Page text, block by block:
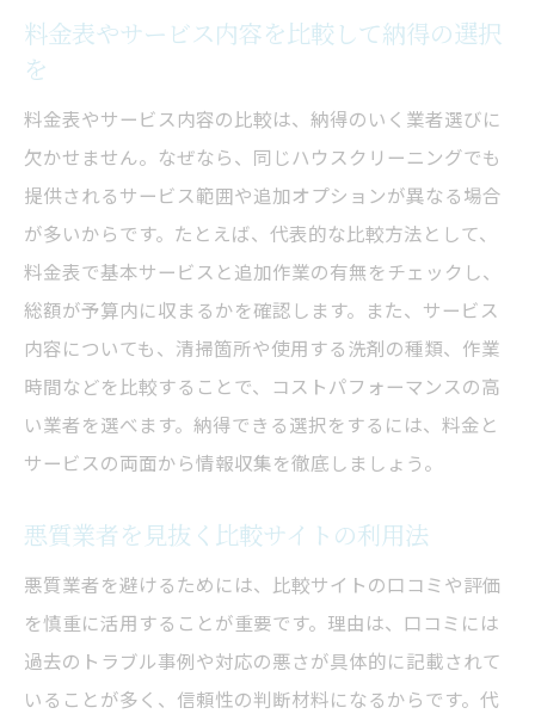
料金表やサービス内容を比較して納得の選択
を
料金表やサービス内容の比較は、納得のいく業者選びに
欠かせません。なぜなら、同じハウスクリーニングでも
提供されるサービス範囲や追加オプションが異なる場合
が多いからです。たとえば、代表的な比較方法として、
料金表で基本サービスと追加作業の有無をチェックし、
総額が予算内に収まるかを確認します。また、サービス
内容についても、清掃箇所や使用する洗剤の種類、作業
時間などを比較することで、コストパフォーマンスの高
い業者を選べます。納得できる選択をするには、料金と
サービスの両面から情報収集を徹底しましょう。
悪質業者を見抜く比較サイトの利用法
悪質業者を避けるためには、比較サイトの口コミや評価
を慎重に活用することが重要です。理由は、口コミには
過去のトラブル事例や対応の悪さが具体的に記載されて
いることが多く、信頼性の判断材料になるからです。代